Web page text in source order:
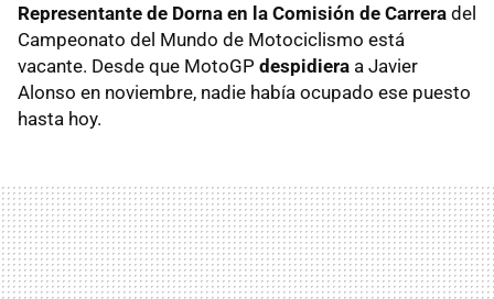
Representante de Dorna en la Comisión de Carrera del
Campeonato del Mundo de Motociclismo está
vacante. Desde que MotoGP despidiera a Javier
Alonso en noviembre, nadie había ocupado ese puesto
hasta hoy.